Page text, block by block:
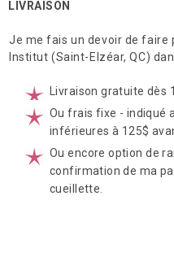
LIVRAISON
Je me fais un devoir de faire
Institut (Saint-Elzéar, QC)
Livraison gratuite
Ou frais fixe - indiqué
inférieures à 125$
Ou encore option de
confirmation de ma
cueillette.
Soins du
Soins du
Soin
Soin
Fils tenseurs